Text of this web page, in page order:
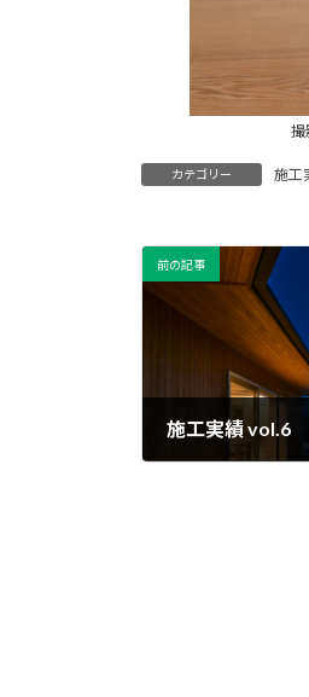
カテゴリー 施工
前の記事
施工実績 vol.6